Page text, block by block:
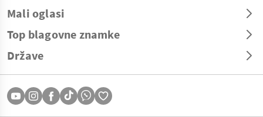
Mali oglasi
Top blagovne znamke
Države